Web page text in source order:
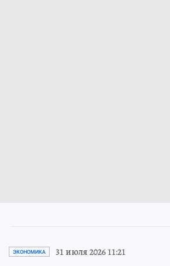
ЭКОНОМИКА 31 июля 2026 11:21